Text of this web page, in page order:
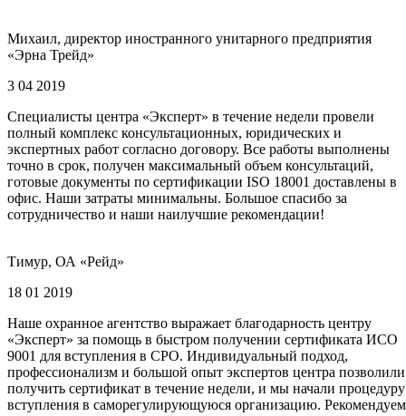
Михаил, директор иностранного унитарного предприятия
«Эрна Трейд»
3 04 2019
Специалисты центра «Эксперт» в течение недели провели
полный комплекс консультационных, юридических и
экспертных работ согласно договору. Все работы выполнены
точно в срок, получен максимальный объем консультаций,
готовые документы по сертификации ISO 18001 доставлены в
офис. Наши затраты минимальны. Большое спасибо за
сотрудничество и наши наилучшие рекомендации!
Тимур, ОА «Рейд»
18 01 2019
Наше охранное агентство выражает благодарность центру
«Эксперт» за помощь в быстром получении сертификата ИСО
9001 для вступления в СРО. Индивидуальный подход,
профессионализм и большой опыт экспертов центра позволили
получить сертификат в течение недели, и мы начали процедуру
вступления в саморегулирующуюся организацию. Рекомендуем